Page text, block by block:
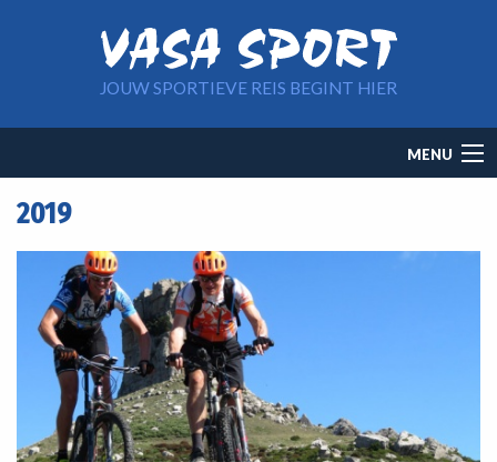
JOUW SPORTIEVE REIS BEGINT HIER
navigation
MENU
2019